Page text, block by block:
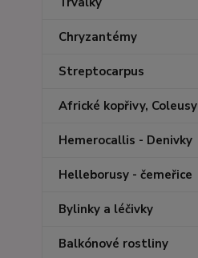
Chryzantémy
Streptocarpus
Africké kopřivy, Coleusy
Hemerocallis - Denivky
Helleborusy - čemeřice
Bylinky a léčivky
Balkónové rostliny